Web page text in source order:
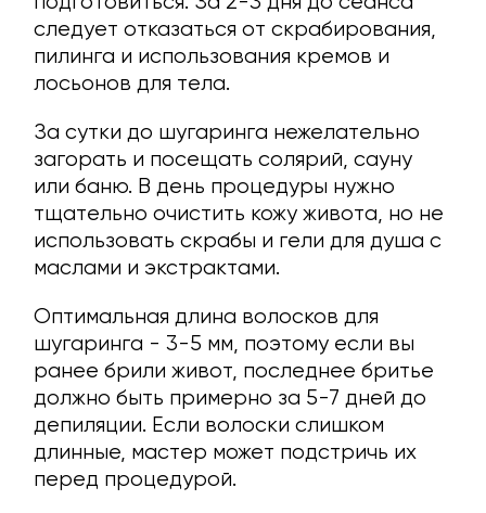
следует отказаться от скрабирования,
пилинга и использования кремов и
лосьонов для тела.
За сутки до шугаринга нежелательно
загорать и посещать солярий, сауну
или баню. В день процедуры нужно
тщательно очистить кожу живота, но не
использовать скрабы и гели для душа с
маслами и экстрактами.
Оптимальная длина волосков для
шугаринга - 3-5 мм, поэтому если вы
ранее брили живот, последнее бритье
должно быть примерно за 5-7 дней до
депиляции. Если волоски слишком
длинные, мастер может подстричь их
перед процедурой.